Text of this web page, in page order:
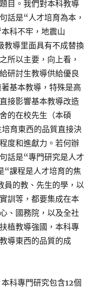
目。我們對本科教導
話是“人才培育為本，
科不牢，地震山
教導里面具有不成替換
所以主要，向上看，
研討生教導供給優良
基本教導，特殊是高
接影響基本教導改造
的在校先生（本碩
育東西的品質直接決
度和進獻力。若何辦
話是“專門研究是人才
“課程是人才培育的焦
員的教、先生的學，以
訓等，都要集成在本
、國務院，以及全社
植教導強國，本科專
導東西的品質的成
科專門研究包含12個